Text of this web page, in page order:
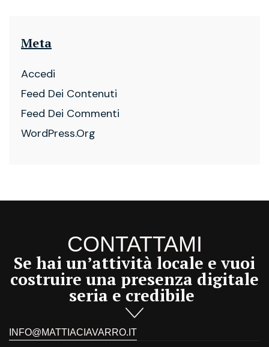
Meta
Accedi
Feed Dei Contenuti
Feed Dei Commenti
WordPress.org
CONTATTAMI
Se hai un’attività locale e vuoi
costruire una presenza digitale
seria e credibile
INFO@MATTIACIAVARRO.IT